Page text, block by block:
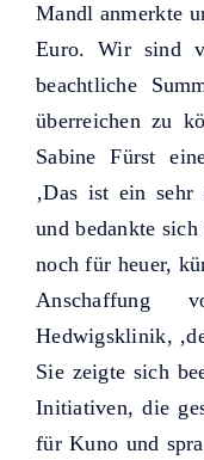
Mandl anmerkte
Euro. Wir sind
beachtliche
überreichen zu
Sabine Fürst
‚Das ist ein sehr
und bedankte
noch für heuer,
Anschaffung
Hedwigsklinik,
Sie zeigte sich
Initiativen, die
für Kuno und